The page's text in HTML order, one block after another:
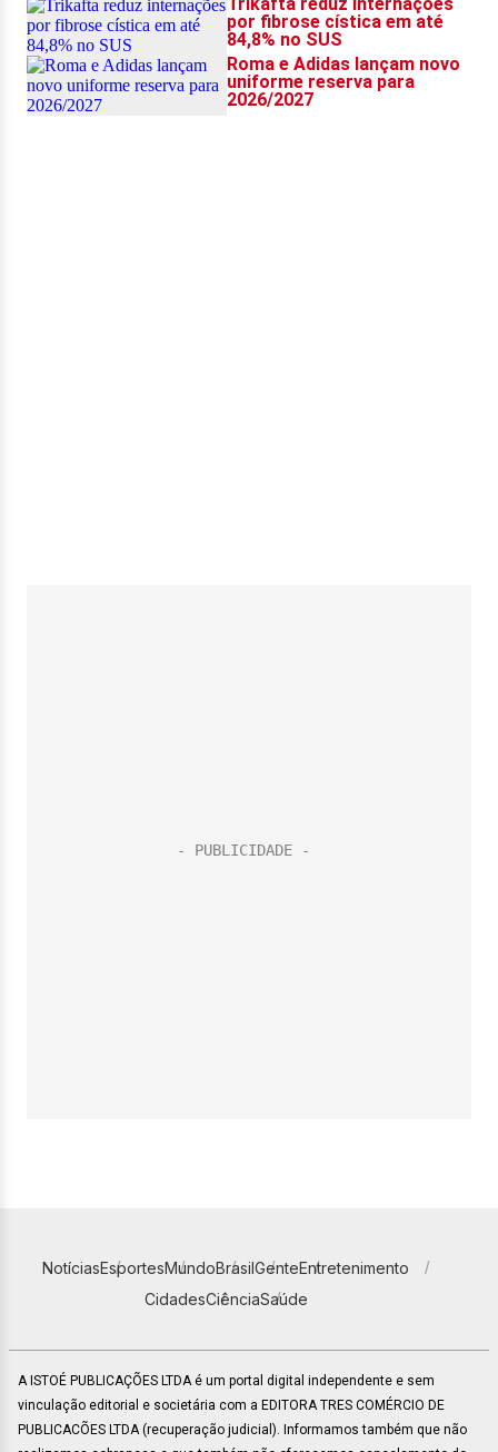
NotíciasEsportesMundoBrasilGenteEntretenimento
CidadesCiênciaSaúde
A ISTOÉ PUBLICAÇÕES LTDA é um portal digital independente e sem
vinculação editorial e societária com a EDITORA TRES COMÉRCIO DE
PUBLICACÕES LTDA (recuperação judicial). Informamos também que não